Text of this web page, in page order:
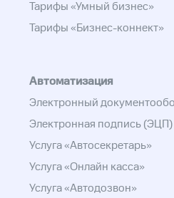
Тарифы «Умный бизнес»
Тарифы «Бизнес-коннект»
Автоматизация
Электронный
Электронная подпись (ЭЦП)
Услуга «Автосекретарь»
Услуга «Онлайн касса»
Услуга «Автодозвон»